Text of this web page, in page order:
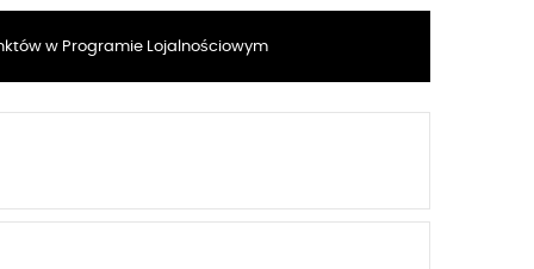
w Programie Lojalnościowym